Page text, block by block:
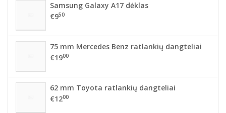
Samsung Galaxy A17 dėklas
€950
75 mm Mercedes Benz ratlankių dangteliai
€1900
62 mm Toyota ratlankių dangteliai
€1200